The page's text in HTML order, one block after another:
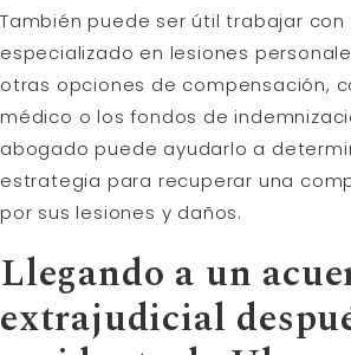
También puede ser útil trabajar
especializado en lesiones
otras opciones de compensación,
médico o los fondos de
abogado puede ayudarlo a
estrategia para recuperar una
por sus lesiones y daños.
Llegando a un
extrajudicial